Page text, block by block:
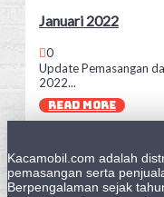
Januari 2022
0
Update Pemasangan
2022...
READ MORE
Kacamobil.com adalah
pemasangan serta
Berpengalaman sejak